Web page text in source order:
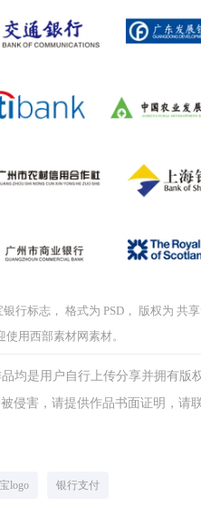
行标志， 格式为 PSD， 版权为 共
用西部素材网素材。
均是用户自行上传分享并拥有
侵害，请提供作品书面证明，请
logo 银行支付